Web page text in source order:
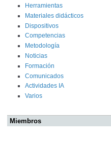
Herramientas
Materiales didácticos
Dispositivos
Competencias
Metodología
Noticias
Formación
Comunicados
Actividades IA
Varios
Miembros